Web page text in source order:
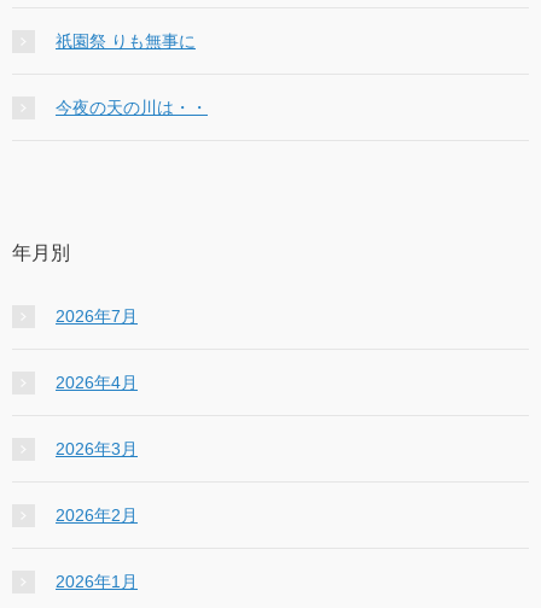
祇園祭 りも無事に
今夜の天の川は・・
年月別
2026年7月
2026年4月
2026年3月
2026年2月
2026年1月